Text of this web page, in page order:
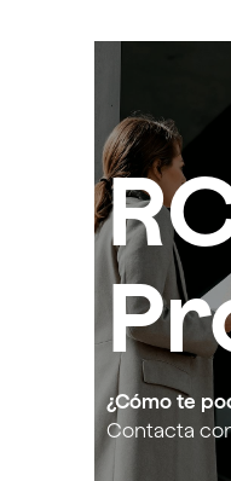
¿Cómo te
Contacta
RC